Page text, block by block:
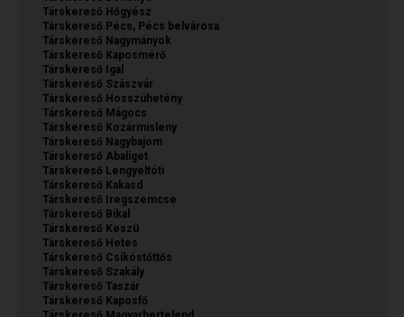
Társkereső Hőgyész
Társkereső Pécs, Pécs belvárosa
Társkereső Nagymányok
Társkereső Kaposmérő
Társkereső Igal
Társkereső Szászvár
Társkereső Hosszúhetény
Társkereső Mágocs
Társkereső Kozármisleny
Társkereső Nagybajom
Társkereső Abaliget
Társkereső Lengyeltóti
Társkereső Kakasd
Társkereső Iregszemcse
Társkereső Bikal
Társkereső Keszü
Társkereső Hetes
Társkereső Csikóstőttős
Társkereső Szakály
Társkereső Taszár
Társkereső Kaposfő